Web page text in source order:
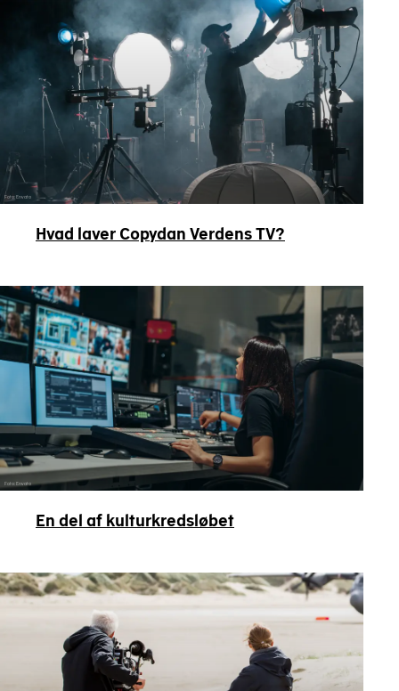
Foto: Envato
Hvad laver Copydan Verdens TV?
Foto: Envato
En del af kultur­kredsløbet